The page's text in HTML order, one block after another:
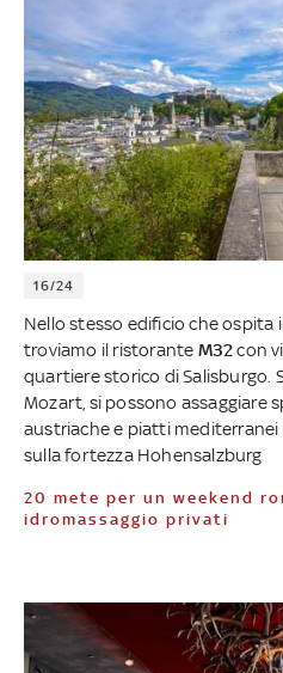
16/24
Nello stesso edificio che ospita
troviamo il ristorante M32con
quartiere storico di Salisburgo.
Mozart, si possono assaggiare
austriache e piatti mediterranei
sulla fortezza Hohensalzburg
20 mete per un weekend romantico con Spa e
idromassaggio privati